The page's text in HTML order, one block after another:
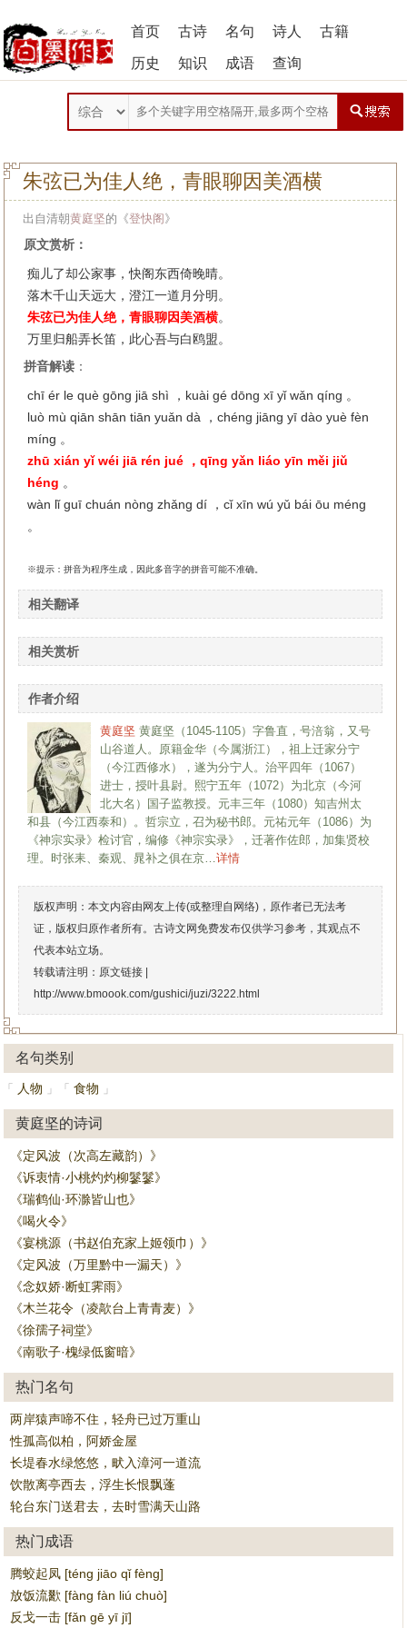
首页 古诗 名句 诗人 古籍
历史 知识 成语 查询
朱弦已为佳人绝，青眼聊因美酒横
出自清朝黄庭坚的《登快阁》
原文赏析：
痴儿了却公家事，快阁东西倚晚晴。
落木千山天远大，澄江一道月分明。
朱弦已为佳人绝，青眼聊因美酒横。
万里归船弄长笛，此心吾与白鸥盟。
拼音解读 ：
chī ér le què gōng jiā shì ，kuài gé dōng xī yǐ wǎn qíng 。
luò mù qiān shān tiān yuǎn dà ，chéng jiāng yī dào yuè fèn
míng 。
zhū xián yǐ wéi jiā rén jué ，qīng yǎn liáo yīn měi jiǔ
héng 。
wàn lǐ guī chuán nòng zhǎng dí ，cǐ xīn wú yǔ bái ōu méng
。
※提示：拼音为程序生成，因此多音字的拼音可能不准确。
相关翻译
相关赏析
作者介绍
黄庭坚 黄庭坚（1045-1105）字鲁直，号涪翁，又号
山谷道人。原籍金华（今属浙江），祖上迁家分宁
（今江西修水），遂为分宁人。治平四年（1067）
进士，授叶县尉。熙宁五年（1072）为北京（今河
北大名）国子监教授。元丰三年（1080）知吉州太
和县（今江西泰和）。哲宗立，召为秘书郎。元祐元年（1086）为
《神宗实录》检讨官，编修《神宗实录》，迁著作佐郎，加集贤校
理。时张耒、秦观、晁补之俱在京…详情
版权声明：本文内容由网友上传(或整理自网络)，原作者已无法考
证，版权归原作者所有。古诗文网免费发布仅供学习参考，其观点不
代表本站立场。
转载请注明：原文链接 |
http://www.bmoook.com/gushici/juzi/3222.html
名句类别
「 人物 」 「 食物 」
黄庭坚的诗词
《定风波（次高左藏韵）》
《诉衷情·小桃灼灼柳鬖鬖》
《瑞鹤仙·环滁皆山也》
《喝火令》
《宴桃源（书赵伯充家上姬领巾）》
《定风波（万里黔中一漏天）》
《念奴娇·断虹霁雨》
《木兰花令（凌歊台上青青麦）》
《徐孺子祠堂》
《南歌子·槐绿低窗暗》
热门名句
两岸猿声啼不住，轻舟已过万重山
性孤高似柏，阿娇金屋
长堤春水绿悠悠，畎入漳河一道流
饮散离亭西去，浮生长恨飘蓬
轮台东门送君去，去时雪满天山路
热门成语
腾蛟起凤 [téng jiāo qǐ fèng]
放饭流歠 [fàng fàn liú chuò]
反戈一击 [fǎn gē yī jī]